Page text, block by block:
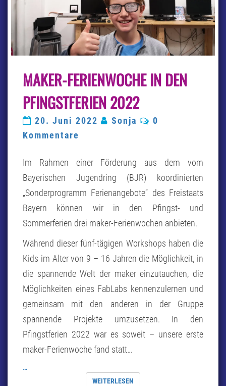
FERIENWOCHE
IN
PFINGSTFERIEN
MAKER-FERIENWOCHE IN DEN
PFINGSTFERIEN 2022
20. Juni 2022 Sonja Kommentare
0
Kommentare
Im Rahmen einer Förderung aus dem vom
Bayerischen Jugendring (BJR) koordinierten
„Sonderprogramm Ferienangebote“ des Freistaats
Bayern können wir in den Pfingst- und
Sommerferien drei maker-Ferienwochen anbieten.
Während dieser fünf-tägigen Workshops haben die
Kids im Alter von 9 – 16 Jahren die Möglichkeit, in
die spannende Welt der maker einzutauchen, die
Möglichkeiten eines FabLabs kennenzulernen und
gemeinsam mit den anderen in der Gruppe
spannende Projekte umzusetzen. In den
Pfingstferien 2022 war es soweit – unsere erste
maker-Ferienwoche fand statt…
…
WEITERLESEN